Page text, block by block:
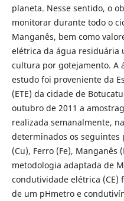
planeta. Nesse sentido, o
monitorar durante todo o
Manganês, bem como
elétrica da água residuária
cultura por gotejamento. A
estudo foi proveniente da
(ETE) da cidade de
outubro de 2011 a
realizada semanalmente,
determinados os seguintes
(Cu), Ferro (Fe), Manganês
metodologia adaptada de
condutividade elétrica
de um pHmetro e